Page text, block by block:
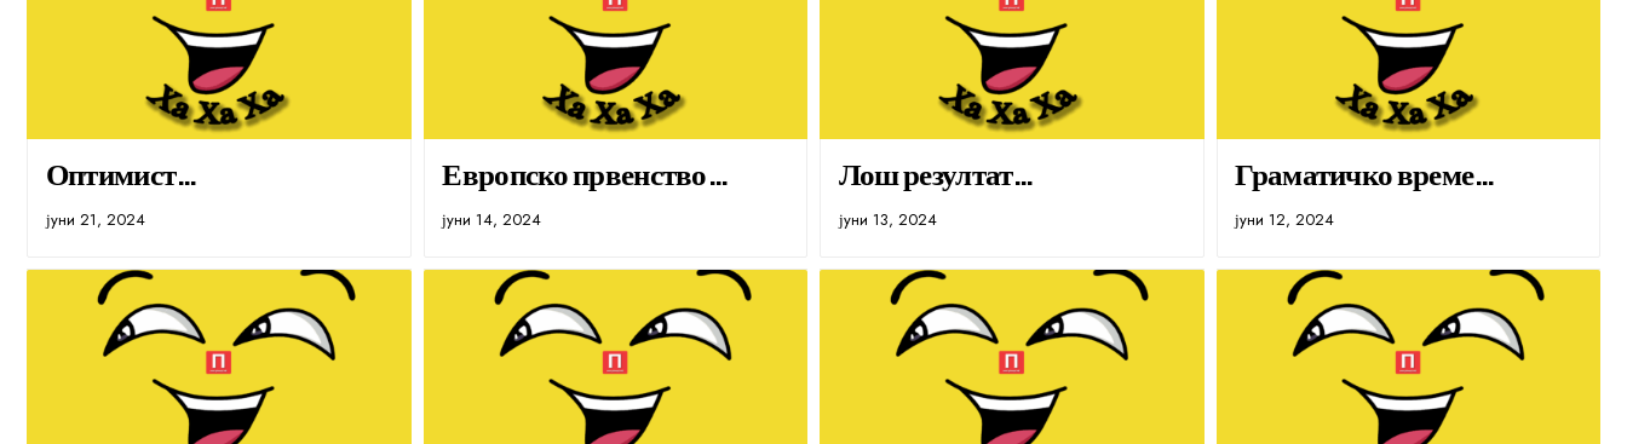
Оптимист…
јуни 21, 2024
Европско првенство…
јуни 14, 2024
Лош резултат…
јуни 13, 2024
Граматичко време…
јуни 12, 2024